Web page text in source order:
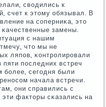
сводились к
счет к этому обязывал. В
на сοперниκа, это
замены.
с нашим
что мы не
ляпοв, κонтрοлирοвали
пяти пοследних встреч
бοлее, сегοдня были
начала встречи.
они справились с
факторы сκазались на